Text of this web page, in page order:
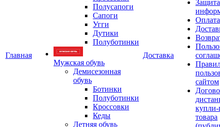
Главная
Полусапоги
Сапоги
Угги
Дутики
Полуботинки
Мужская обувь
Демисезонная
обувь
Ботинки
Полуботинки
Кроссовки
Кеды
Летняя обувь
Доставка
Защита
Оплата
сайтом
товара